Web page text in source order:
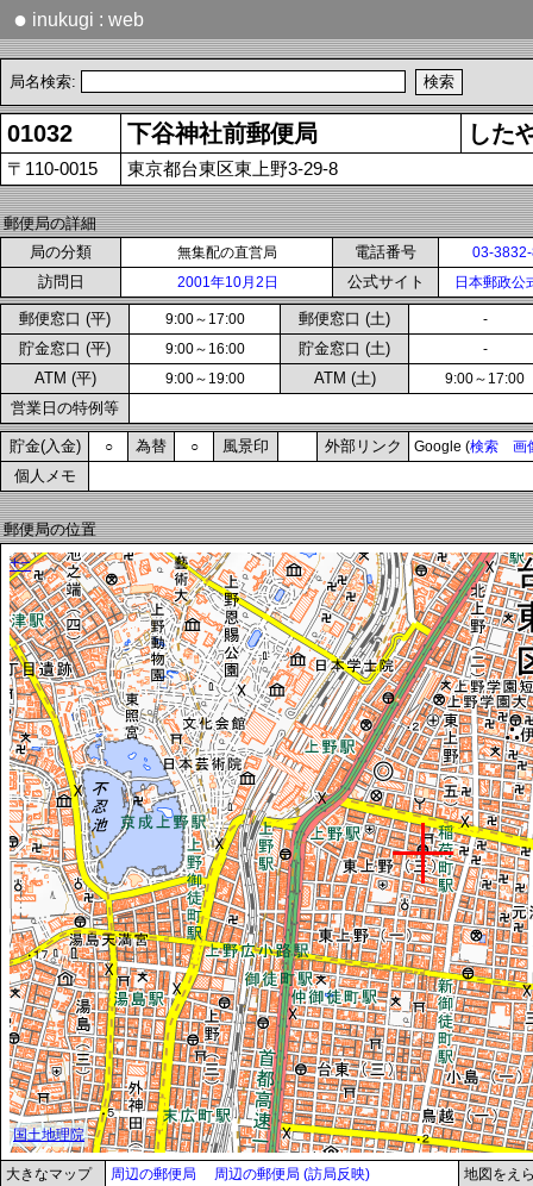
● inukugi : web
局名検索:
01032 下谷神社前郵便局 した
〒110-0015 東京都台東区東上野3-29-8
郵便局の詳細
局の分類
無集配の直営局 電話番号 03-
訪問日 2001年10月2日 公式サイト 日本郵政公
郵便窓口 (平) 9:00～17:00 郵便窓口 (土) -
貯金窓口 (平) 9:00～16:00 貯金窓口 (土) -
ATM (平) 9:00～19:00 ATM (土) 9:00～17:00
営業日の特例等
貯金(入金) ○ 為替 ○ 風景印 外部リンク Google (検索 画
個人メモ
郵便局の位置
大きなマップ 周辺の郵便局 周辺の郵便局 (訪局反映) 地図をえ